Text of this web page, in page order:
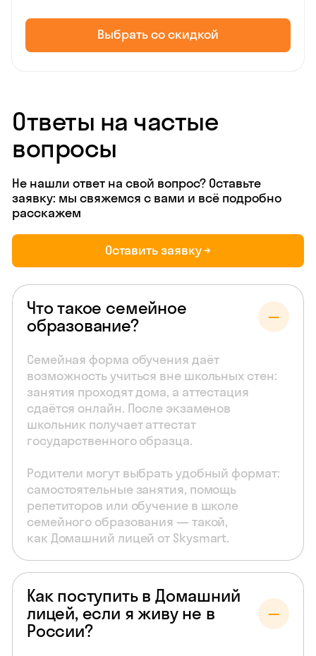
Выбрать со скидкой
Ответы на частые
вопросы
Не нашли ответ на свой вопрос? Оставьте
заявку: мы свяжемся с вами и всё подробно
расскажем
Оставить заявку →
Что такое семейное
образование?
Семейная форма обучения даёт
возможность учиться вне школьных стен:
занятия проходят дома, а аттестация
сдаётся онлайн. После экзаменов
школьник получает аттестат
государственного образца.
Родители могут выбрать удобный формат:
самостоятельные занятия, помощь
репетиторов или обучение в школе
семейного образования — такой,
как Домашний лицей от Skysmart.
Как поступить в Домашний
лицей, если я живу не в
России?